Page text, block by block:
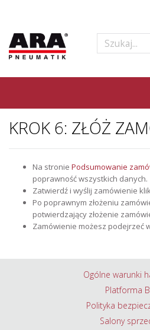
KROK 6: ZŁÓŻ
Na stronie Podsumowanie
poprawność wszystkich danych.
Zatwierdź i wyślij zamówienie
Po poprawnym złożeniu
potwierdzający złożenie
Zamówienie możesz podejrzeć
Ogólne warunki
Platforma
Polityka
Salony